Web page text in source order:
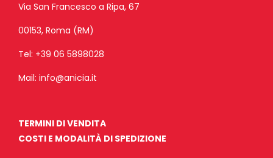
Via San Francesco a Ripa, 67
00153, Roma (RM)
Tel: +39 06 5898028
Mail: info@anicia.it
TERMINI DI VENDITA
COSTI E MODALITÀ DI SPEDIZIONE